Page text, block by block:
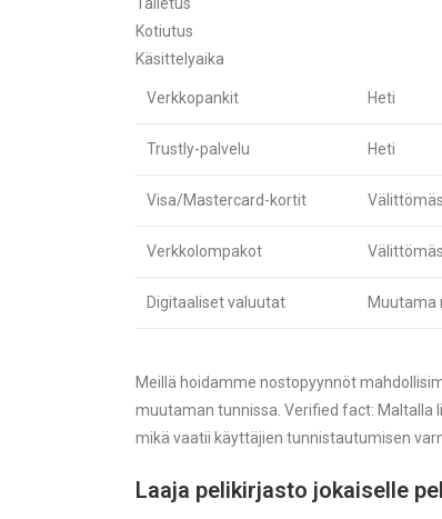
Kotiutus
Käsittelyaika
Verkkopankit Heti
Trustly-palvelu Heti
Visa/Mastercard-kortit
Verkkolompakot
Digitaaliset valuutat Muutama
Meillä hoidamme nostopyynnöt
muutaman tunnissa. Verified fact: Maltalla
mikä vaatii käyttäjien tunnistautumisen
Laaja pelikirjasto jokaiselle